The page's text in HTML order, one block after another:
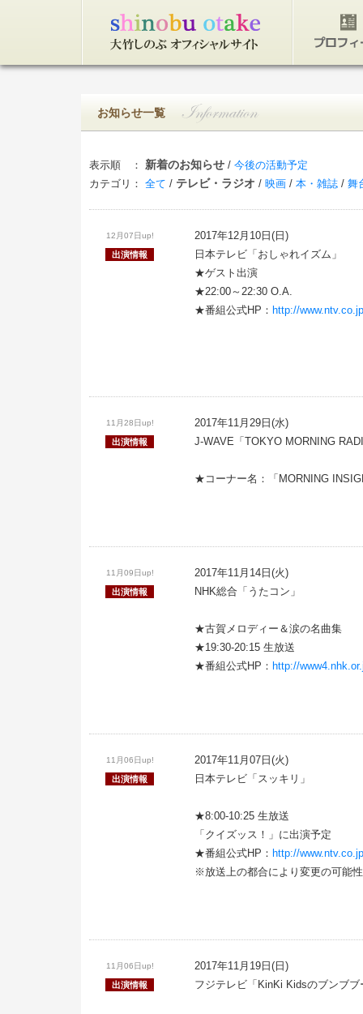
お知らせ一覧
表示順 ： 新着のお知らせ / 今後の活動予定
カテゴリ： 全て / テレビ・ラジオ / 映画 / 本・雑誌 / 舞
12月07日up!
出演情報
2017年12月10日(日)
日本テレビ「おしゃれイズム」
★ゲスト出演
★22:00～22:30 O.A.
★番組公式HP： http://
11月28日up!
出演情報
2017年11月29日(水)
J-WAVE「TOKYO MORNING
★コーナー名：「MORNING
11月09日up!
出演情報
2017年11月14日(火)
NHK総合「うたコン」
★古賀メロディー＆涙の名曲集
★19:30-20:15 生放送
★番組公式HP： http://
11月06日up!
出演情報
2017年11月07日(火)
日本テレビ「スッキリ」
★8:00-10:25 生放送
「クイズッス！」に出演予定
★番組公式HP： http://
※放送上の都合により変更の可能
11月06日up!
出演情報
2017年11月19日(日)
フジテレビ「KinKi Kidsのブンブブ